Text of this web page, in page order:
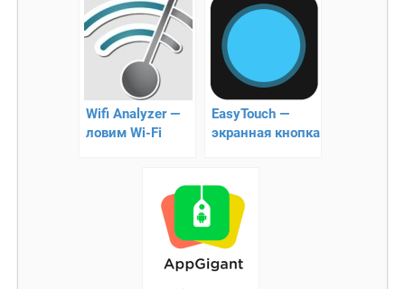
виджеты
Wifi Analyzer —
ловим Wi-Fi
EasyTouch —
экранная кнопка